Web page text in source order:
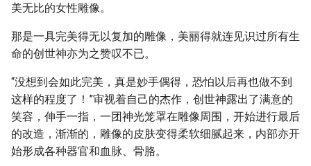
美无比的女性雕像。
那是一具完美得无以复加的雕像，美丽得就连见识过所有生
命的创世神亦为之赞叹不已。
“没想到会如此完美，真是妙手偶得，恐怕以后再也做不到
这样的程度了！”审视着自己的杰作，创世神露出了满意的
笑容，伸手一指，一团神光笼罩在雕像周围，开始进行最后
的改造，渐渐的，雕像的皮肤变得柔软细腻起来，内部亦开
始形成各种器官和血脉、骨胳。